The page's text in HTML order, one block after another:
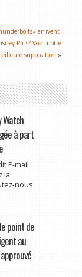
arrivent-
Plus? Voici notre
supposition »
à part
E-mail
la
nous
point de
au